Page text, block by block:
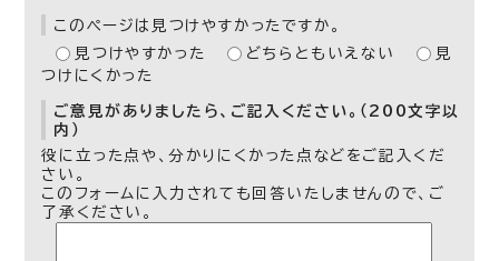
このページは見つけやすかったですか。
見つけやすかった
どちらともいえない
見
つけにくかった
ご意見がありましたら、ご記入ください。（200文字以
内）
役に立った点や、分かりにくかった点などをご記入くだ
さい。
このフォームに入力されても回答いたしませんので、ご
了承ください。